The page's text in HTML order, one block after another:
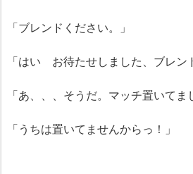
「ブレンドください。」
「はい お待たせしました、ブレン
「あ、、、そうだ。マッチ置いてま
「うちは置いてませんからっ！」